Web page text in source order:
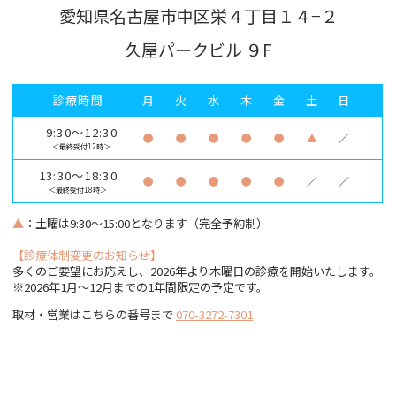
愛知県名古屋市中区栄４丁目１４−２
久屋パークビル ９F
診療時間 月 火 水 木 金 土
日
9:30～12:30
＜最終受付12時＞
● ● ● ● ● ▲ ／
13:30～18:30
＜最終受付18時＞
● ● ● ● ● ／ ／
▲ ：土曜は9:30～15:00となります（完全予約制）
【診療体制変更のお知らせ】
多くのご要望にお応えし、2026年より木曜日の診療を開始いたします。
※2026年1月〜12月までの1年間限定の予定です。
取材・営業はこちらの番号まで 070-3272-7301